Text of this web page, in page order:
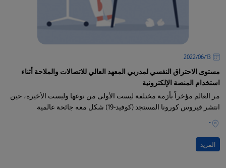
13‏/06‏/2022
مستوى الاحتراق النفسي لمدربي المعهد العالي للاتصالات والملاحة أثناء
استخدام المنصة الإلكترونية
مر العالم مؤخراً بأزمة مختلفة ليست الأولى من نوعها وليست الأخيرة، حين
انتشر فيروس كورونا المستجد (كوفيد-19) شكل معه جائحة عالمية
-
المزيد